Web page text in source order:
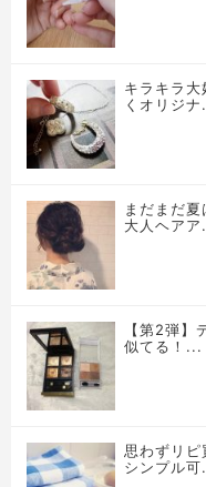
キラキラ
くオリジ
まだまだ
大人ヘアア
【第2弾
似てる！...
思わずリピ
シンプル可